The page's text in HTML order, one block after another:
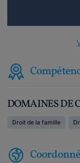
DOMAINES DE
Droit de la famille